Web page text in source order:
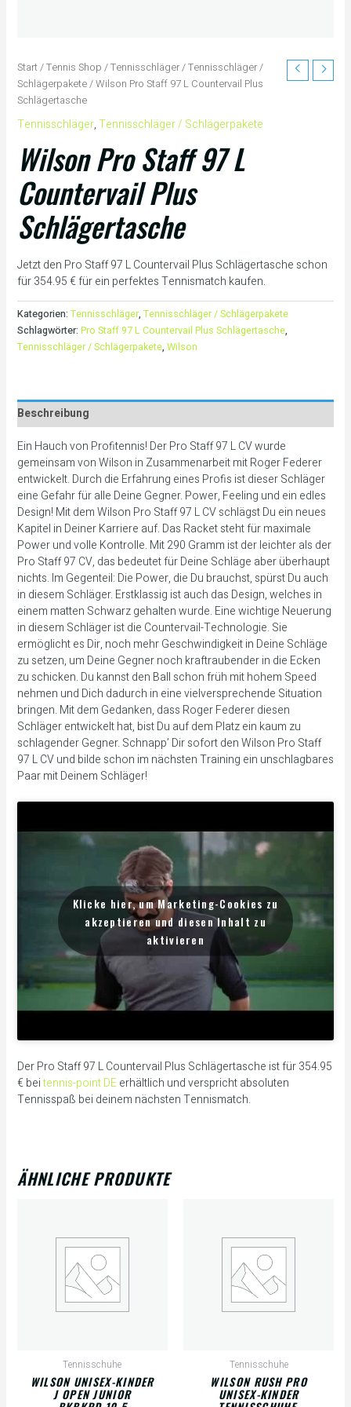
Start/Tennis Shop /Tennisschläger/Tennisschläger /
Schlägerpakete/ Wilson Pro Staff 97 L Countervail Plus
Schlägertasche
Tennisschläger,Tennisschläger / Schlägerpakete
Wilson Pro Staff 97 L
Countervail Plus
Schlägertasche
Jetzt den Pro Staff 97 L Countervail Plus Schlägertasche schon
für 354.95 € für ein perfektes Tennismatch kaufen.
Kategorien: Tennisschläger, Tennisschläger / Schlägerpakete
Schlagwörter: Pro Staff 97 L Countervail Plus Schlägertasche,
Tennisschläger / Schlägerpakete, Wilson
Beschreibung
Ein Hauch von Profitennis! Der Pro Staff 97 L CV wurde
gemeinsam von Wilson in Zusammenarbeit mit Roger Federer
entwickelt. Durch die Erfahrung eines Profis ist dieser Schläger
eine Gefahr für alle Deine Gegner. Power, Feeling und ein edles
Design! Mit dem Wilson Pro Staff 97 L CV schlägst Du ein neues
Kapitel in Deiner Karriere auf. Das Racket steht für maximale
Power und volle Kontrolle. Mit 290 Gramm ist der leichter als der
Pro Staff 97 CV, das bedeutet für Deine Schläge aber überhaupt
nichts. Im Gegenteil: Die Power, die Du brauchst, spürst Du auch
in diesem Schläger. Erstklassig ist auch das Design, welches in
einem matten Schwarz gehalten wurde. Eine wichtige Neuerung
in diesem Schläger ist die Countervail-Technologie. Sie
ermöglicht es Dir, noch mehr Geschwindigkeit in Deine Schläge
zu setzen, um Deine Gegner noch kraftraubender in die Ecken
zu schicken. Du kannst den Ball schon früh mit hohem Speed
nehmen und Dich dadurch in eine vielversprechende Situation
bringen. Mit dem Gedanken, dass Roger Federer diesen
Schläger entwickelt hat, bist Du auf dem Platz ein kaum zu
schlagender Gegner. Schnapp’ Dir sofort den Wilson Pro Staff
97 L CV und bilde schon im nächsten Training ein unschlagbares
Paar mit Deinem Schläger!
Klicke hier, um Marketing-Cookies zu
akzeptieren und diesen Inhalt zu
aktivieren
Der Pro Staff 97 L Countervail Plus Schlägertasche ist für 354.95
€ beitennis-point DEerhältlich und verspricht absoluten
Tennisspaß bei deinem nächsten Tennismatch.
ÄHNLICHE PRODUKTE
Tennisschuhe
WILSON UNISEX-KINDER
J OPEN JUNIOR
Tennisschuhe
WILSON RUSH PRO
UNISEX-KINDER